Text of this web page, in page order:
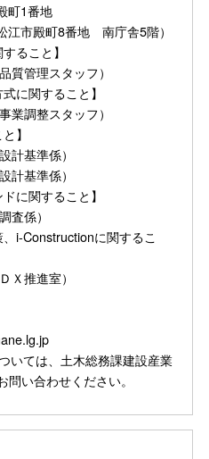
町1番地
江市殿町8番地 南庁舎5階）
ること】
管理スタッフ）
に関すること】
調整スタッフ）
】
基準係）
基準係）
に関すること】
査係）
i-Constructionに関するこ
推進室）
いては、土木総務課建設産業
い合わせください。